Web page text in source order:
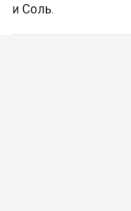
и Соль.